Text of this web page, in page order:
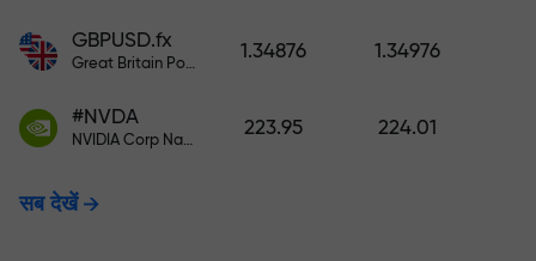
GBPUSD.fx
Great Britain Pound vs US Dollar
1.34876 1.34976
#NVDA
NVIDIA Corp Nasdaq Stock Exchange (Nasdaq) USD
223.95 224.01
सब देखें